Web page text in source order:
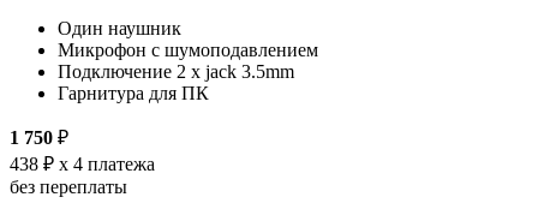
Один наушник
Микрофон с шумоподавлением
Подключение 2 x jack 3.5mm
Гарнитура для ПК
1 750 ₽
438 ₽ x 4 платежа
без переплаты